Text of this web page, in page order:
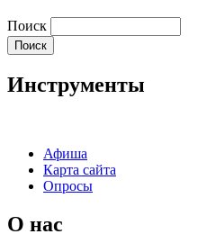
Поиск
Инструменты
Афиша
Карта сайта
Опросы
О нас